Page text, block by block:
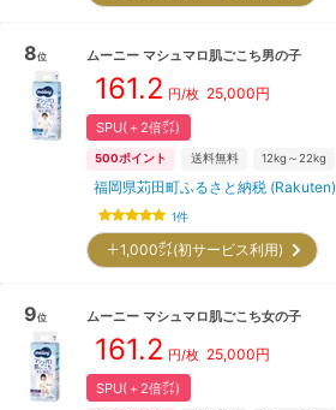
8位 ムーニー マシュマロ肌ごこち男の子
161.2 円/枚 25,000円
SPU(＋2倍㌽)
500ポイント 送料無料 12kg～22kg
福岡県苅田町ふるさと納税 (Rakuten)
1件
＋1,000㌽(初サービス利用)
9位 ムーニー マシュマロ肌ごこち女の子
161.2 円/枚 25,000円
SPU(＋2倍㌽)